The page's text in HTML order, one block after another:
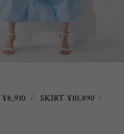
SKIRT ¥10,890